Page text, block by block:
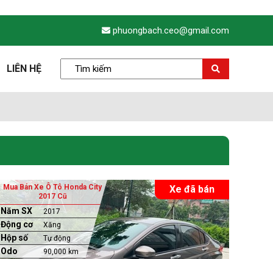
phuongbach.ceo@gmail.com
LIÊN HỆ
Xe đã bán
Mua Bán Xe Ô Tô Honda City
2017 Cũ
Năm SX 2017
Động cơ Xăng
Hộp số Tự động
Odo 90,000 km